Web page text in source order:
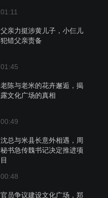
01:11
父亲力挺涉黄儿子，小仨儿
犯错父亲责备
01:45
老陈与老米的花卉邂逅，揭
露文化广场的真相
00:49
沈总与米县长意外相遇，周
秘书急传魏书记决定推进项
目
00:48
官员争议建设文化广场，郑